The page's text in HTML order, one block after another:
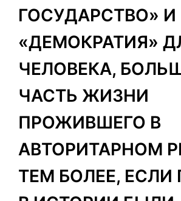
ГОСУДАРСТВО» И
«ДЕМОКРАТИЯ»
ЧЕЛОВЕКА,
ЧАСТЬ ЖИЗНИ
ПРОЖИВШЕГО В
АВТОРИТАРНОМ
ТЕМ БОЛЕЕ, ЕСЛИ